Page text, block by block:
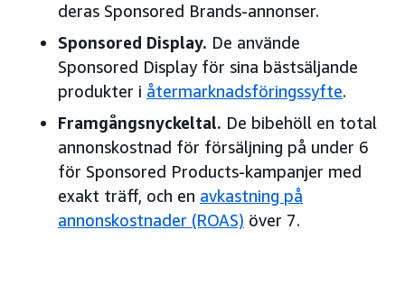
deras Sponsored Brands-annonser.
Sponsored Display. De använde
Sponsored Display för sina bästsäljande
produkter i återmarknadsföringssyfte.
Framgångsnyckeltal. De bibehöll en total
annonskostnad för försäljning på under 6
för Sponsored Products-kampanjer med
exakt träff, och en avkastning på
annonskostnader (ROAS) över 7.